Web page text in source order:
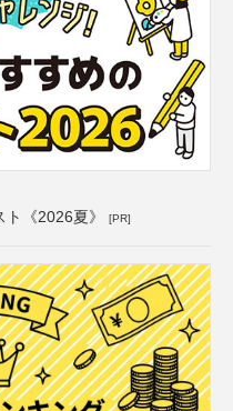
《2026夏》 [PR]